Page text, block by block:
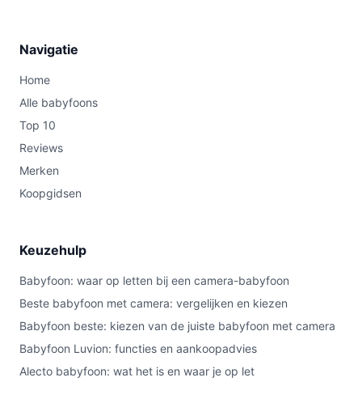
Navigatie
Home
Alle babyfoons
Top 10
Reviews
Merken
Koopgidsen
Keuzehulp
Babyfoon: waar op letten bij een camera-babyfoon
Beste babyfoon met camera: vergelijken en kiezen
Babyfoon beste: kiezen van de juiste babyfoon met camera
Babyfoon Luvion: functies en aankoopadvies
Alecto babyfoon: wat het is en waar je op let